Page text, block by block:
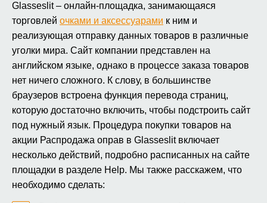
Glasseslit – онлайн-площадка, занимающаяся
торговлей очками и аксессуарами к ним и
реализующая отправку данных товаров в различные
уголки мира. Сайт компании представлен на
английском языке, однако в процессе заказа товаров
нет ничего сложного. К слову, в большинстве
браузеров встроена функция перевода страниц,
которую достаточно включить, чтобы подстроить сайт
под нужный язык. Процедура покупки товаров на
акции Распродажа оправ в Glasseslit включает
несколько действий, подробно расписанных на сайте
площадки в разделе Help. Мы также расскажем, что
необходимо сделать: